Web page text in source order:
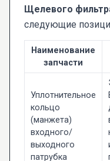
Щелевого
следующие
Наименование
запчасти
Уплотнительное
кольцо
(манжета)
входного/
выходного
патрубка